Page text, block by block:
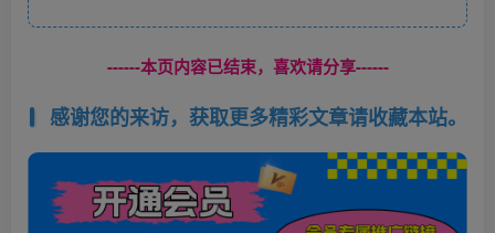
------本页内容已结束，喜欢请分享------
感谢您的来访，获取更多精彩文章请收藏本站。